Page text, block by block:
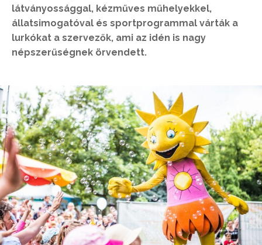
látványossággal, kézműves műhelyekkel,
állatsimogatóval és sportprogrammal várták a
lurkókat a szervezők, ami az idén is nagy
népszerűségnek örvendett.